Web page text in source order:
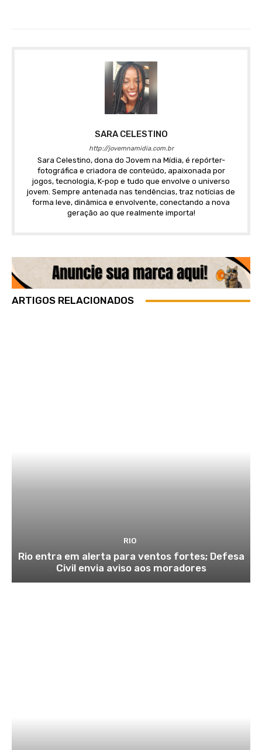
SARA CELESTINO
http://jovemnamidia.com.br
Sara Celestino, dona do Jovem na Mídia, é repórter-
fotográfica e criadora de conteúdo, apaixonada por
jogos, tecnologia, K-pop e tudo que envolve o universo
jovem. Sempre antenada nas tendências, traz notícias de
forma leve, dinâmica e envolvente, conectando a nova
geração ao que realmente importa!
ARTIGOS RELACIONADOS
RIO
Rio entra em alerta para ventos fortes; Defesa
Civil envia aviso aos moradores